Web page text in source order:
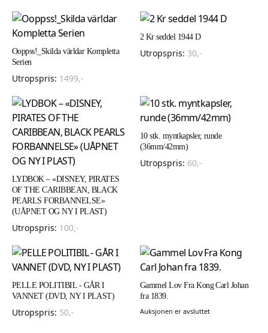
Ooppss!_Skilda världar Kompletta
Serien
Utropspris: 1499,-
2 Kr seddel 1944 D
Utropspris: 30,-
LYDBOK – «DISNEY, PIRATES
OF THE CARIBBEAN, BLACK
PEARLS FORBANNELSE»
(UÅPNET OG NY I PLAST)
Utropspris: 100,-
10 stk. myntkapsler, runde
(36mm/42mm)
Utropspris: 60,-
PELLE POLITIBIL - GÅR I
VANNET (DVD, NY I PLAST)
Utropspris: 50,-
Gammel Lov Fra Kong Carl Johan
fra 1839.
Auksjonen er avsluttet